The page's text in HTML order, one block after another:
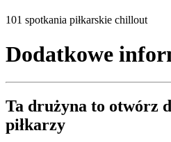
101 spotkania piłkarskie chillout
Dodatkowe
Ta drużyna to otwórz
piłkarzy